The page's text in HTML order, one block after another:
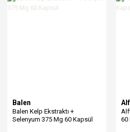
Balen
Balen Kelp Ekstraktı +
Selenyum 375 Mg 60 Kapsül
60